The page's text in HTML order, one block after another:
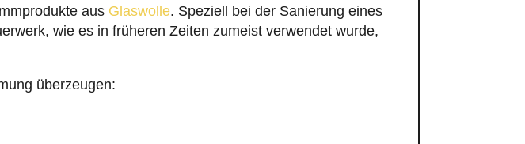
aus Glaswolle. Speziell bei der Sanierung eines
wie es in früheren Zeiten zumeist verwendet wurde,
überzeugen: